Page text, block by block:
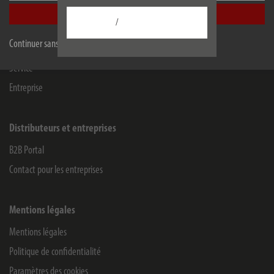
Continuer sans accepter
/
Informations
Garantie fabricant
Service
Entreprise
Distributeurs et entreprises
B2B Portal
Contact pour les entreprises
Mentions légales
Mentions légales
Politique de confidentialité